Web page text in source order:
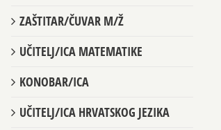
ZAŠTITAR/ČUVAR M/Ž
UČITELJ/ICA MATEMATIKE
KONOBAR/ICA
UČITELJ/ICA HRVATSKOG JEZIKA